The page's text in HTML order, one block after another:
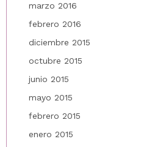
marzo 2016
febrero 2016
diciembre 2015
octubre 2015
junio 2015
mayo 2015
febrero 2015
enero 2015